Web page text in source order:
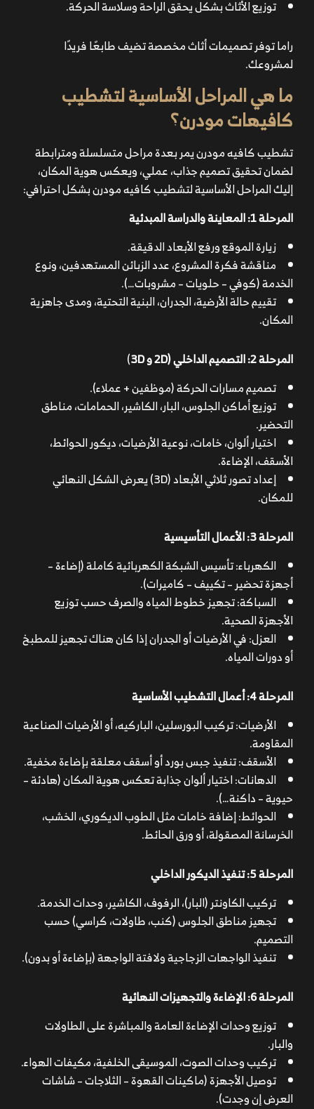
فحص نهائي لكامل الأعمال.
تسليم “على المفتاح” جاهز للافتتاح.
درجة تعقيد التصميم الداخلي (مودرن بسيط أم مزيج مع
أنماط صناعية أو كلاسيكية).
عدد مناطق الخدمة (ركن مشروبات، حلويات، جلسات
داخلية وخارجية).
اختيار الخامات (خشب طبيعي، ستانلس، سيراميك
إيطالي…).
نوع الإضاءة والصوت واللافتات.
التكييف والتجهيزات الصحية.
توزيع الأثاث بشكل يحقق الراحة وسلاسة الحركة.
راما توفر تصميمات أثاث مخصصة تضيف طابعًا فريدًا
لمشروعك.
ما هي المراحل الأساسية لتشطيب
كافيهات مودرن؟
تشطيب كافيه مودرن يمر بعدة مراحل متسلسلة ومترابطة
لضمان تحقيق تصميم جذاب، عملي، ويعكس هوية المكان،
إليك المراحل الأساسية لتشطيب كافيه مودرن بشكل احترافي:
المرحلة 1: المعاينة والدراسة المبدئية
زيارة الموقع ورفع الأبعاد الدقيقة.
مناقشة فكرة المشروع، عدد الزبائن المستهدفين، ونوع
الخدمة (كوفي – حلويات – مشروبات…).
تقييم حالة الأرضية، الجدران، البنية التحتية، ومدى جاهزية
المكان.
المرحلة 2: التصميم الداخلي (2D و 3D
)
تصميم مسارات الحركة (موظفين + عملاء).
توزيع أماكن الجلوس، البار، الكاشير، الحمامات، مناطق
التحضير.
اختيار ألوان، خامات، نوعية الأرضيات، ديكور الحوائط،
الأسقف، الإضاءة.
إعداد تصور ثلاثي الأبعاد (3D) يعرض الشكل النهائي
للمكان.
المرحلة 3: الأعمال التأسيسية
الكهرباء: تأسيس الشبكة الكهربائية كاملة (إضاءة –
أجهزة تحضير – تكييف – كاميرات).
السباكة: تجهيز خطوط المياه والصرف حسب توزيع
الأجهزة الصحية.
العزل: في الأرضيات أو الجدران إذا كان هناك تجهيز للمطبخ
أو دورات المياه.
المرحلة 4: أعمال التشطيب الأساسية
الأرضيات: تركيب البورسلين، الباركيه، أو الأرضيات الصناعية
المقاومة.
الأسقف: تنفيذ جبس بورد أو أسقف معلقة بإضاءة مخفية.
الدهانات: اختيار ألوان جذابة تعكس هوية المكان (هادئة –
حيوية – داكنة…).
الحوائط: إضافة خامات مثل الطوب الديكوري، الخشب،
الخرسانة المصقولة، أو ورق الحائط.
المرحلة 5: تنفيذ الديكور الداخلي
تركيب الكاونتر (البار)، الرفوف، الكاشير، وحدات الخدمة.
تجهيز مناطق الجلوس (كنب، طاولات، كراسي) حسب
التصميم.
تنفيذ الواجهات الزجاجية ولافتة الواجهة (بإضاءة أو بدون).
المرحلة 6: الإضاءة والتجهيزات النهائية
توزيع وحدات الإضاءة العامة والمباشرة على الطاولات
والبار.
تركيب وحدات الصوت، الموسيقى الخلفية، مكيفات الهواء.
توصيل الأجهزة (ماكينات القهوة – الثلاجات – شاشات
العرض إن وجدت).